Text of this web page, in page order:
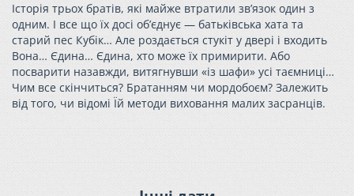
Історія трьох братів, які майже втратили зв’язок один з
одним. І все що їх досі об’єднує — батьківська хата та
старий пес Кубік… Але роздається стукіт у двері і входить
Вона… Єдина… Єдина, хто може їх примирити. Або
посварити назавжди, витягнувши «із шафи» усі таємниці…
Чим все скінчиться? Братанням чи мордобоєм? Залежить
від того, чи відомі Їй методи виховання малих засранців.